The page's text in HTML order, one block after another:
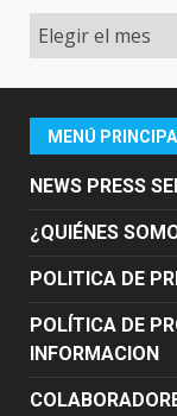
Archivo
MENÚ
NEWS PRESS
¿QUIÉNES
POLITICA DE
POLÍTICA DE
INFORMACION